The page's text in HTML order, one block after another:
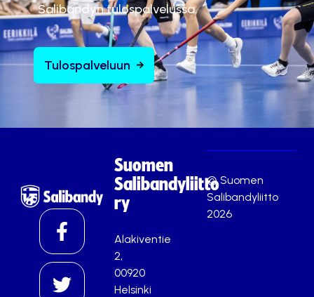
Salibandyn tulospalvelussa.
Tulospalveluun
Suomen
Salibandyliitto
ry
Alakiventie
2,
00920
Helsinki
© Suomen
Salibandyliitto
2026